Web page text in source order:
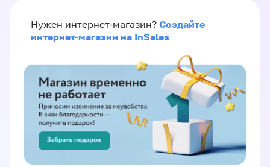
Нужен интернет-магазин? Создайте
интернет-магазин на InSales